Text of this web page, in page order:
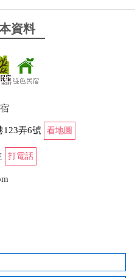
題也都可以問 裡面很多東
～
闆人超好，持續保持聯繫，
人很好心的借wifi 使用，相
～下次來一定光顧！
資料
123弄6號 看地圖
打電話